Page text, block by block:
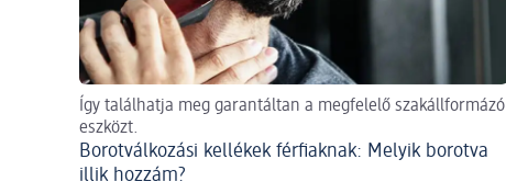
Így találhatja meg garantáltan a megfelelő szakállformázó
eszközt.
Borotválkozási kellékek férfiaknak: Melyik borotva
illik hozzám?